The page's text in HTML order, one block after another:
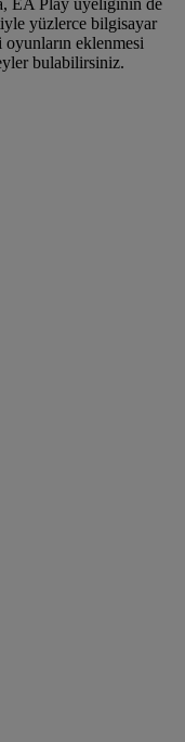
EA Play üyeliğinin de
yüzlerce bilgisayar
eklenmesi
bulabilirsiniz.